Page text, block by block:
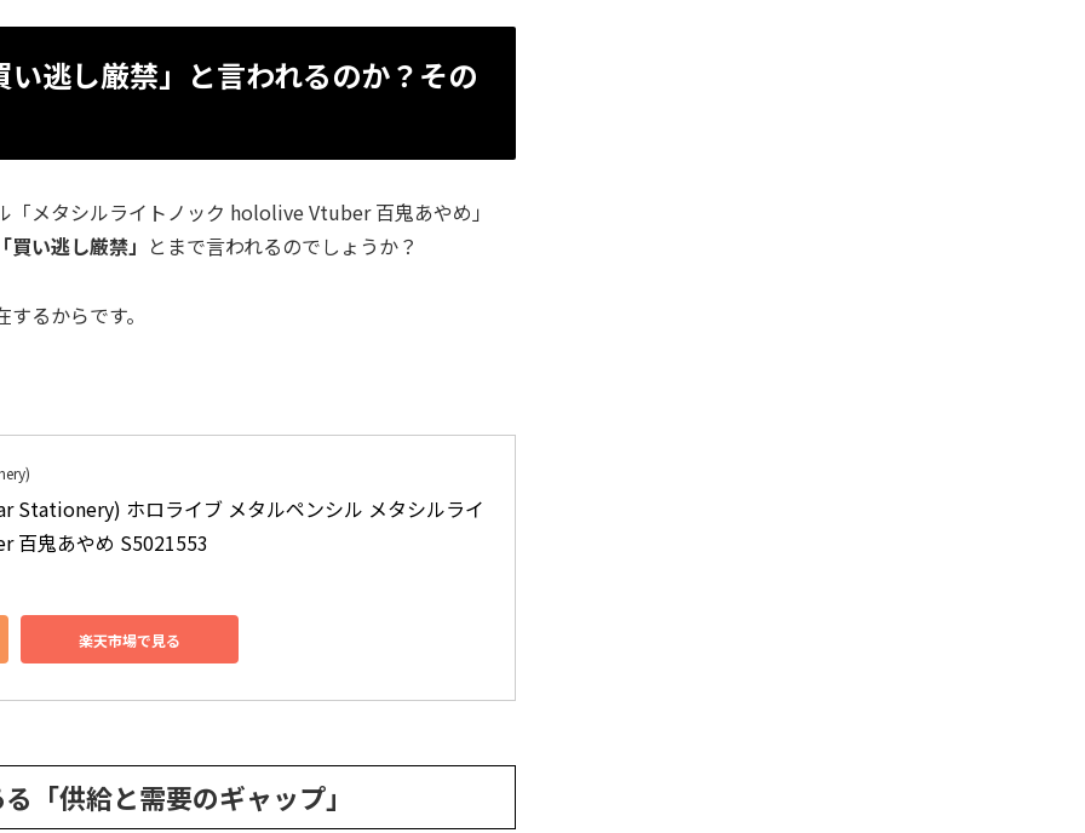
逃し厳禁」と言われるのか？その
メタシルライトノック hololive Vtuber 百鬼あやめ」
買い逃し厳禁」 とまで言われるのでしょうか？
するからです。
Stationery) ホロライブ メタルペンシル メタシルライ
百鬼あやめ S5021553
楽天市場で見る
「供給と需要のギャップ」